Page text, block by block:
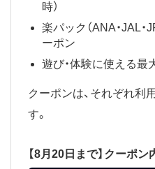
時）
楽パック（ANA・JAL
ーポン
遊び・体験に使える
クーポンは、それぞれ利
す。
【8月20日まで】クーポ